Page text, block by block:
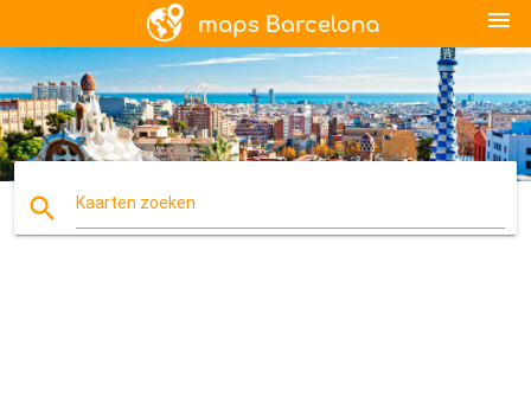
menu
search Kaarten zoeken